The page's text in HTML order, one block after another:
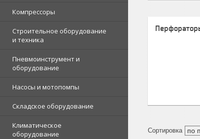
Компрессоры
Строительное оборудование
и техника
Пневмоинструмент и
оборудование
Насосы и мотопомпы
Складское оборудование
Климатическое
оборудование